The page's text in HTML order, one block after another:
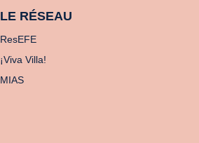
LE RÉSEAU
ResEFE
¡Viva Villa!
MIAS